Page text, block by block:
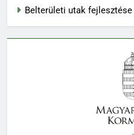
Belterületi utak fejlesztése